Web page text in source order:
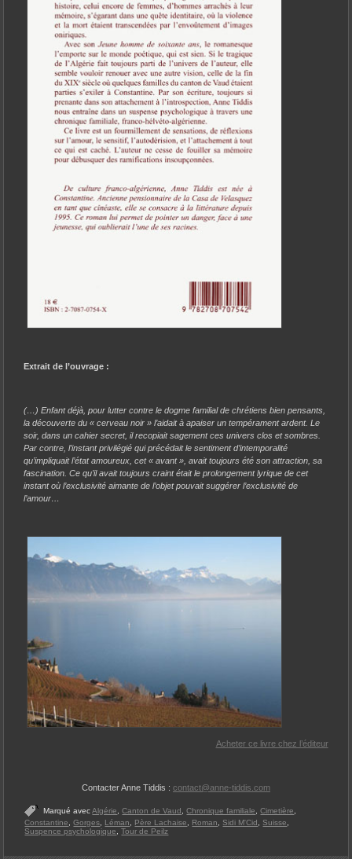
Extrait de l’ouvrage :
(…) Enfant déjà, pour lutter contre le dogme familial de chrétiens bien pensants,
la découverte du « cerveau noir » l’aidait à apaiser un tempérament ardent. Le
soir, dans un cahier secret, il recopiait sagement ces univers clos et sombres.
Par contre, l’instant privilégié qui précédait le sentiment d’intemporalité
qu’impliquait l’état amoureux, cet « avant », avait toujours été son attraction, sa
fascination. Ce qu’il avait toujours craint était le prolongement lyrique de cet
instant où l’exclusivité aimante de l’objet pouvait suggérer l’exclusivité de
l’amour…
Acheter ce livre chez l’éditeur
Contacter Anne Tiddis : contact@anne-tiddis.com
Marqué avec Algérie ,Canton de Vaud ,Chronique familiale ,Cimetière
Constantine,Gorges, Léman, Père Lachaise, Roman,Sidi M'Cid,Suisse,
Suspence psychologique,Tour de Peilz